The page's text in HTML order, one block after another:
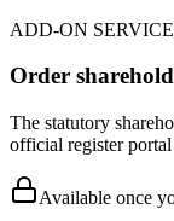
ADD-ON SERVICE
Order
The statutory
official register
Available once